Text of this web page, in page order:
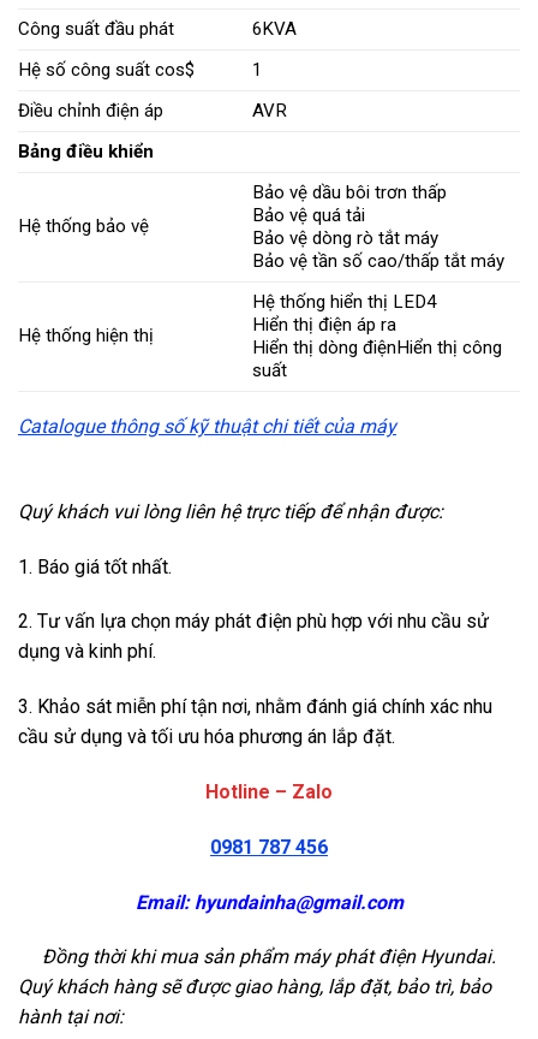
Công suất đầu phát
6KVA
Hệ số công suất cos$
1
Điều chỉnh điện áp
AVR
Bảng điều khiển
Hệ thống bảo vệ
Bảo vệ dầu bôi trơn thấp
Bảo vệ quá tải
Bảo vệ dòng rò tắt máy
Bảo vệ tần số cao/thấp tắt máy
Hệ thống hiện thị
Hệ thống hiển thị LED4
Hiển thị điện áp ra
Hiển thị dòng điệnHiển thị công
suất
Catalogue thông số kỹ thuật chi tiết của máy
Quý khách vui lòng liên hệ trực tiếp để nhận được:
1. Báo giá tốt nhất.
2. Tư vấn lựa chọn máy phát điện phù hợp với nhu cầu sử
dụng và kinh phí.
3. Khảo sát miễn phí tận nơi, nhằm đánh giá chính xác nhu
cầu sử dụng và tối ưu hóa phương án lắp đặt.
Hotline – Zalo
0981 787 456
Email: hyundainha@gmail.com
Đồng thời khi mua sản phẩm máy phát điện Hyundai.
Quý khách hàng sẽ được giao hàng, lắp đặt, bảo trì, bảo
hành tại nơi: